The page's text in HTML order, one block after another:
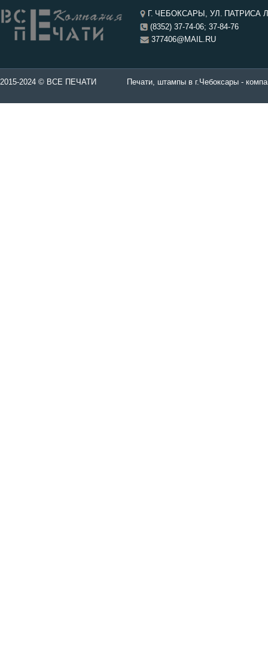
Г. ЧЕБОКСАРЫ, УЛ. ПАТРИСА
(8352) 37-74-06; 37-84-76
377406@MAIL.RU
в Чебоксары. Печати, штампы в г.Чебоксары -
2015-2024 © ВСЕ ПЕЧАТИ